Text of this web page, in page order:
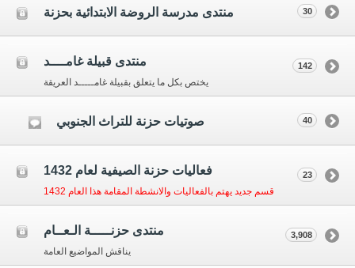
منتدى مدرسة الروضة الابتدائية بحزنة 30
منتدى قبيلة غامــــد
يختص بكل ما يتعلق بقبيلة غامـــــد العريقة
142
صوتيات حزنة للتراث الجنوبي 40
فعاليات حزنة الصيفية لعام 1432
قسم جديد يهتم بالفعاليات والانشطة المقامة هذا العام 1432
23
منتدى حزنـــــة الـعــام
يناقش المواضيع العامة
3,908